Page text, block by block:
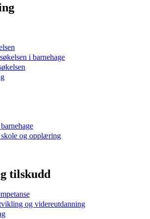
i barnehage
og opplæring
tilskudd
og videreutdanning